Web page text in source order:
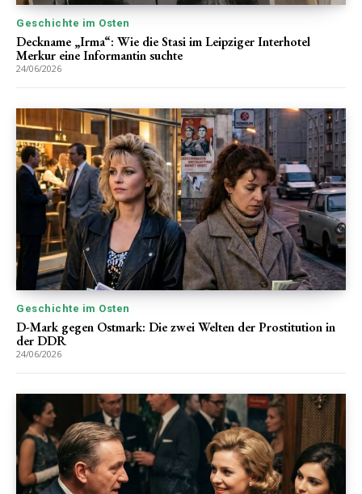
Geschichte im Osten
Deckname „Irma“: Wie die Stasi im Leipziger Interhotel
Merkur eine Informantin suchte
24/06/2026
Geschichte im Osten
D-Mark gegen Ostmark: Die zwei Welten der Prostitution in
der DDR
24/06/2026